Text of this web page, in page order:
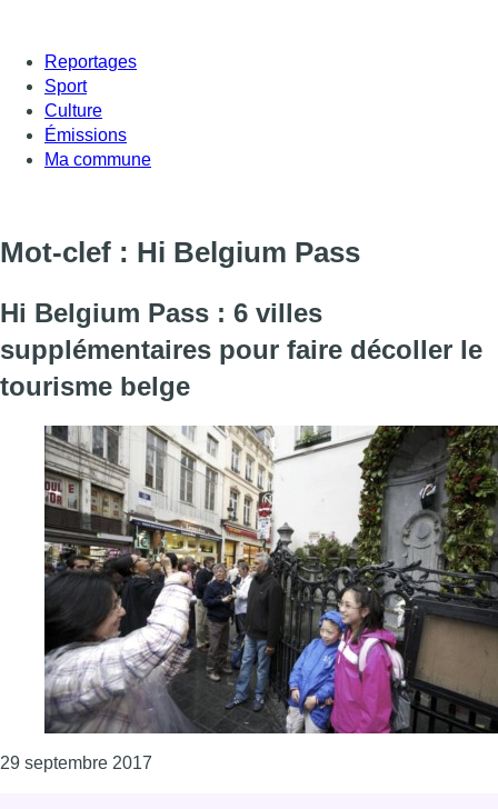
Reportages
Sport
Culture
Émissions
Ma commune
Mot-clef : Hi Belgium Pass
Hi Belgium Pass : 6 villes
supplémentaires pour faire décoller le
tourisme belge
29 septembre 2017